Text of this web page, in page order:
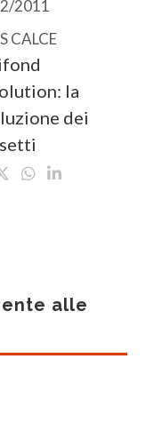
2011
CALCE
la
dei
alle